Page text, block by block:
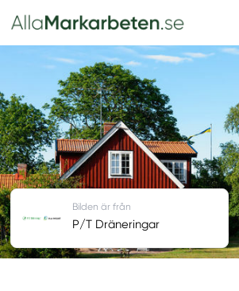
Bilden är från
P/T Dräneringar